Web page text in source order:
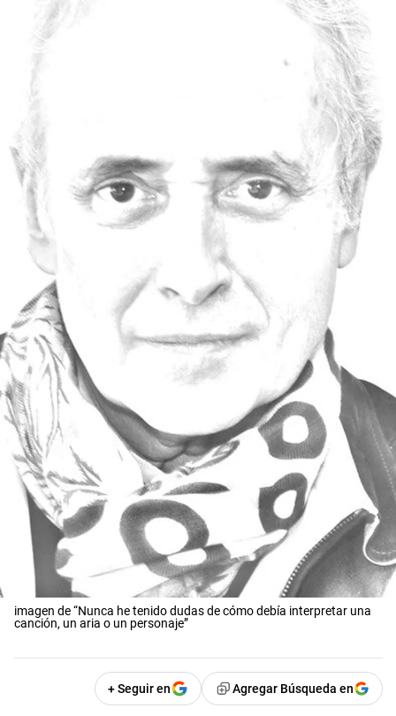
imagen de “Nunca he tenido dudas de cómo debía interpretar una
canción, un aria o un personaje”
+ Seguir en Agregar Búsqueda en